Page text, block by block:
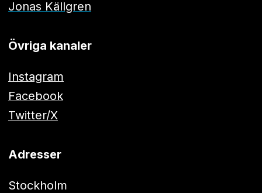
Jonas Källgren
Övriga kanaler
Instagram
Facebook
Twitter/X
Adresser
Stockholm